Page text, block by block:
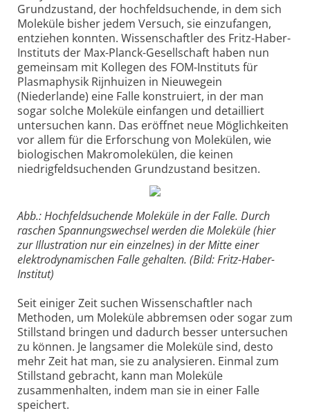
Grundzustand, der hochfeldsuchende, in dem sich
Moleküle bisher jedem Versuch, sie einzufangen,
entziehen konnten. Wissenschaftler des Fritz-Haber-
Instituts der Max-Planck-Gesellschaft haben nun
gemeinsam mit Kollegen des FOM-Instituts für
Plasmaphysik Rijnhuizen in Nieuwegein
(Niederlande) eine Falle konstruiert, in der man
sogar solche Moleküle einfangen und detailliert
untersuchen kann. Das eröffnet neue Möglichkeiten
vor allem für die Erforschung von Molekülen, wie
biologischen Makromolekülen, die keinen
niedrigfeldsuchenden Grundzustand besitzen.
Abb.: Hochfeldsuchende Moleküle in der Falle. Durch
raschen Spannungswechsel werden die Moleküle (hier
zur Illustration nur ein einzelnes) in der Mitte einer
elektrodynamischen Falle gehalten. (Bild: Fritz-Haber-
Institut)
Seit einiger Zeit suchen Wissenschaftler nach
Methoden, um Moleküle abbremsen oder sogar zum
Stillstand bringen und dadurch besser untersuchen
zu können. Je langsamer die Moleküle sind, desto
mehr Zeit hat man, sie zu analysieren. Einmal zum
Stillstand gebracht, kann man Moleküle
zusammenhalten, indem man sie in einer Falle
speichert.